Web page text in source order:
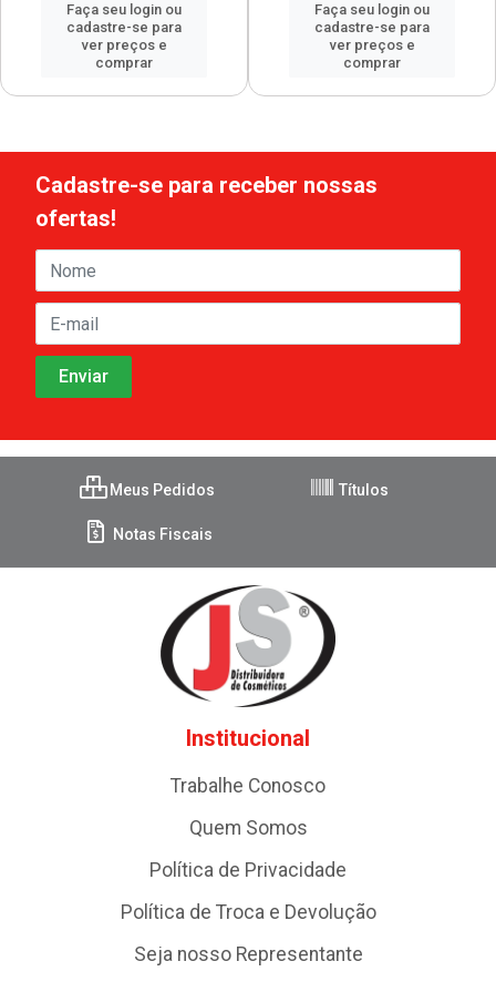
Faça seu login ou
cadastre-se para
ver preços e
comprar
Faça seu login ou
cadastre-se para
ver preços e
comprar
Cadastre-se para receber nossas
ofertas!
Meus Pedidos Títulos
Notas Fiscais
Institucional
Trabalhe Conosco
Quem Somos
Política de Privacidade
Política de Troca e Devolução
Seja nosso Representante